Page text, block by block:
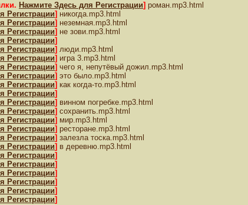
Нажмите Здесь для Регистрации] роман.mp3.html
Регистрации] никогда.mp3.html
Регистрации] неземная.mp3.html
Регистрации] не зови.mp3.html
Регистрации]
Регистрации] люди.mp3.html
Регистрации] игра 3.mp3.html
Регистрации] чего я, непутёвый дожил.mp3.html
Регистрации] это было.mp3.html
Регистрации] как когда-то.mp3.html
Регистрации]
Регистрации] винном погребке.mp3.html
Регистрации] сохранить.mp3.html
Регистрации] мир.mp3.html
Регистрации] ресторане.mp3.html
Регистрации] залезла тоска.mp3.html
Регистрации] в деревню.mp3.html
Регистрации]
Регистрации]
Регистрации]
Регистрации]
Регистрации]
Регистрации]